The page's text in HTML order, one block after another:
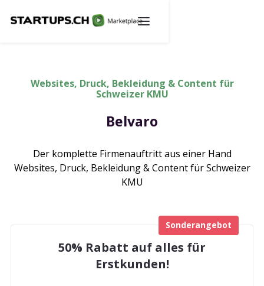
Websites, Druck, Bekleidung & Content für
Schweizer KMU
Belvaro
Der komplette Firmenauftritt aus einer Hand
Websites, Druck, Bekleidung & Content für Schweizer
KMU
50% Rabatt auf alles für
Erstkunden!
Sonderangebot